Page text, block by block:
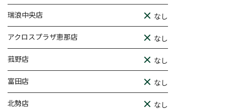
瑞浪中央店 なし
アクロスプラザ恵那店 なし
菰野店 なし
富田店 なし
北勢店 なし